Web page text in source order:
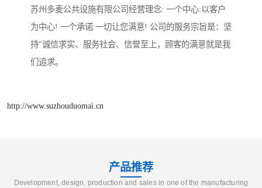
苏州多麦公共设施有限公司经营理念: 一个中心:以客户
为中心! 一个承诺:一切让您满意! 公司的服务宗旨是：坚
持"诚信求实、服务社会、信誉至上，顾客的满意就是我
们追求。
http://www.suzhouduomai.cn
产品推荐
Development, design, production and sales in one of the manufacturing